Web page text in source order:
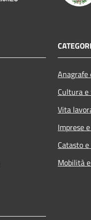
Cultura
Vita
Imprese
Catasto
Mobilità